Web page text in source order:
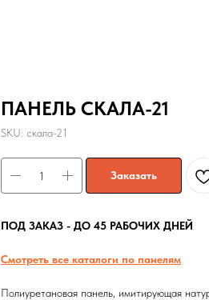
ПАНЕЛЬ СКАЛА-21
SKU: скала-21
Заказать
ПОД ЗАКАЗ - ДО 45 РАБОЧИХ ДНЕЙ
Смотреть все каталоги по панелям
Полиуретановая панель, имитирующая